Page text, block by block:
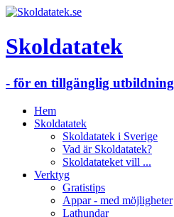
Skoldatatek
- för en tillgänglig utbildning
Hem
Skoldatatek
Skoldatatek i Sverige
Vad är Skoldatatek?
Skoldatateket vill ...
Verktyg
Gratistips
Appar - med möjligheter
Lathundar